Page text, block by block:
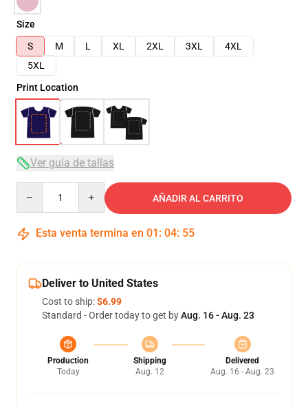
Size
S
M L XL 2XL 3XL
4XL
5XL
Print Location
Ver guía de tallas
AÑADIR AL CARRITO
Esta venta termina en 01 : 04: 54
Deliver to United States
Cost to ship:$6.99
Standard - Order today to get byAug. 16 - Aug. 23
Production
Today
Shipping
Aug. 12
Delivered
Aug. 16 - Aug. 23